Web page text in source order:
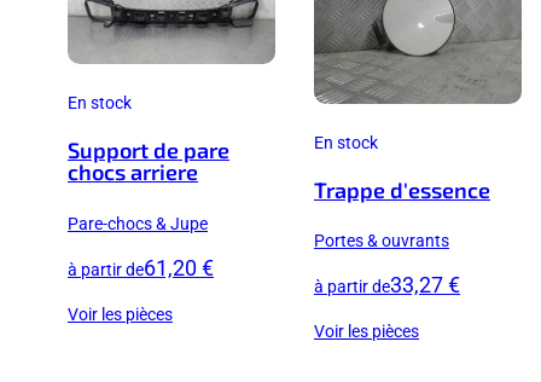
En stock
Support de pare
chocs arriere
Pare-chocs & Jupe
à partir de61,20 €
Voir les pièces
En stock
Trappe d'essence
Portes & ouvrants
à partir de33,27 €
Voir les pièces